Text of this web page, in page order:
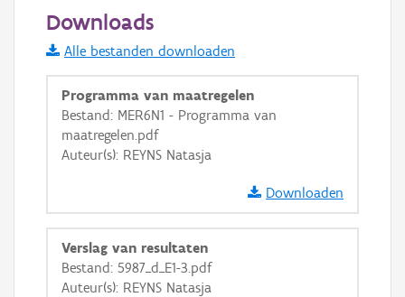
Informatie Vlaanderen
i
+ −
Basis Lagen
Downloads
Alle bestanden downloaden
Programma van maatregelen
Bestand: MER6N1 - Programma van
maatregelen.pdf
Auteur(s): REYNS Natasja
Downloaden
Verslag van resultaten
Bestand: 5987_d_E1-3.pdf
Auteur(s): REYNS Natasja